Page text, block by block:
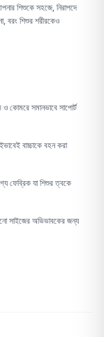
শিশুকে সহজে, নিরাপদে
বরং শিশুর শরীরকেও
কোমরে সমানভাবে সাপোর্ট
বাচ্চাকে বহন করা
যা শিশুর ত্বকে
সাইজের অভিভাবকের জন্য
বহনে আরামদায়ক